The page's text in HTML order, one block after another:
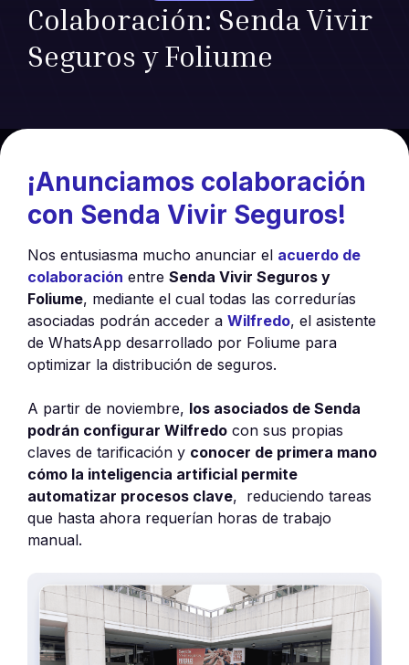
Colaboración: Senda Vivir
Seguros y Foliume
‍¡Anunciamos colaboración
con Senda Vivir Seguros!
Nos entusiasma mucho anunciar el acuerdo de
colaboración entre Senda Vivir Seguros y
Foliume, mediante el cual todas las corredurías
asociadas podrán acceder a Wilfredo, el asistente
de WhatsApp desarrollado por Foliume para
optimizar la distribución de seguros.
A partir de noviembre, los asociados de Senda
podrán configurar Wilfredo con sus propias
claves de tarificación y conocer de primera mano
cómo la inteligencia artificial permite
automatizar procesos clave, reduciendo tareas
que hasta ahora requerían horas de trabajo
manual.